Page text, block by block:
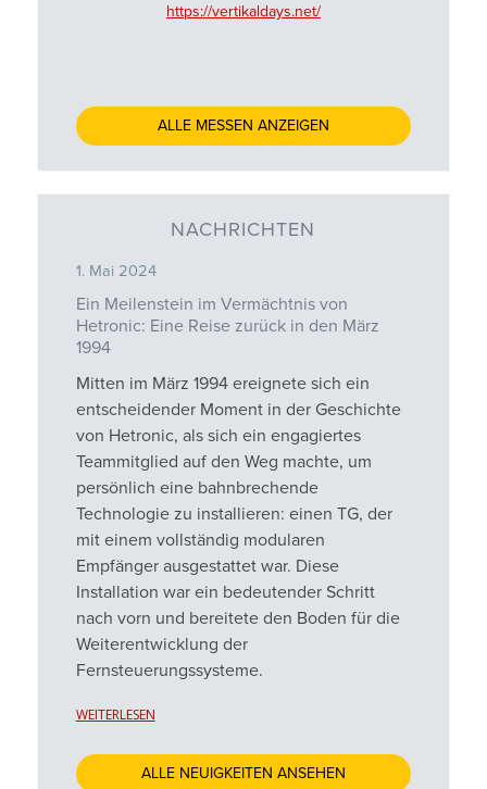
https://vertikaldays.net/
ALLE MESSEN ANZEIGEN
NACHRICHTEN
Ein Meilenstein im Vermächtnis von
Hetronic: Eine Reise zurück in den März
1994
1. Mai 2024
Mitten im März 1994 ereignete sich ein
entscheidender Moment in der Geschichte
von Hetronic, als sich ein engagiertes
Teammitglied auf den Weg machte, um
persönlich eine bahnbrechende
Technologie zu installieren: einen TG, der
mit einem vollständig modularen
Empfänger ausgestattet war. Diese
Installation war ein bedeutender Schritt
nach vorn und bereitete den Boden für die
Weiterentwicklung der
Fernsteuerungssysteme.
WEITERLESEN
ALLE NEUIGKEITEN ANSEHEN